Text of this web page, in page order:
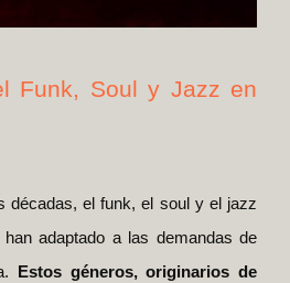
Funk, Soul y Jazz en
décadas, el funk, el soul y el jazz
adaptado a las demandas de
Estos géneros, originarios de